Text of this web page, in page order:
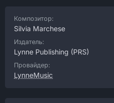
Композитор:
Silvia Marchese
Издатель:
Lynne Publishing (PRS)
Провайдер:
LynneMusic